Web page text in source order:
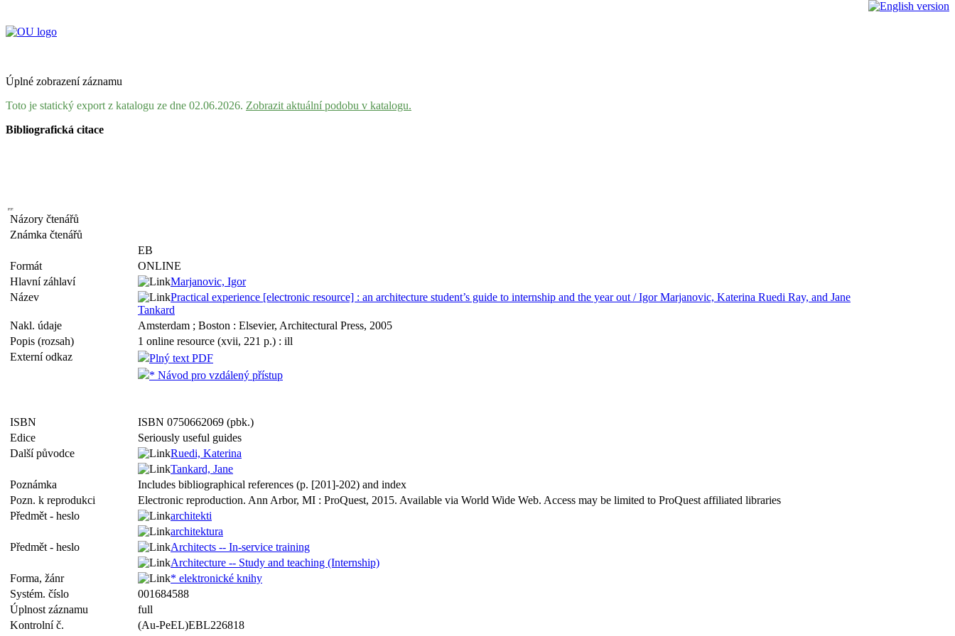
Úplné zobrazení záznamu
Toto je statický export z katalogu ze dne 02.06.2026. Zobrazit aktuální podobu v katalogu.
Bibliografická citace
Názory čtenářů
Známka čtenářů
EB
Formát
ONLINE
Hlavní záhlaví
Marjanovic, Igor
Název
Practical experience [electronic resource] : an architecture student’s guide to internship and the year out / Igor Marjanovic, Katerina Ruedi Ray, and Jane
Tankard
Nakl. údaje
Amsterdam ; Boston : Elsevier, Architectural Press, 2005
Popis (rozsah)
1 online resource (xvii, 221 p.) : ill
Externí odkaz
Plný text PDF
* Návod pro vzdálený přístup
ISBN
ISBN 0750662069 (pbk.)
Edice
Seriously useful guides
Další původce
Ruedi, Katerina
Tankard, Jane
Poznámka
Includes bibliographical references (p. [201]-202) and index
Pozn. k reprodukci
Electronic reproduction. Ann Arbor, MI : ProQuest, 2015. Available via World Wide Web. Access may be limited to ProQuest affiliated libraries
Předmět - heslo
architekti
architektura
Předmět - heslo
Architects -- In-service training
Architecture -- Study and teaching (Internship)
Forma, žánr
* elektronické knihy
Systém. číslo
001684588
Úplnost záznamu
full
Kontrolní č.
(Au-PeEL)EBL226818